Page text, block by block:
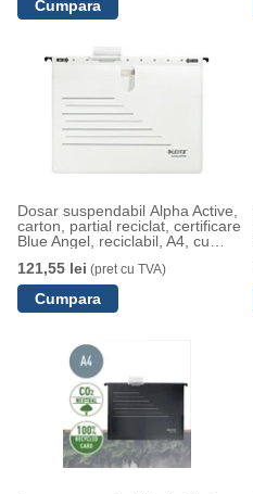
Dosar suspendabil Alpha Active,
carton, partial reciclat, certificare
Blue Angel, reciclabil, A4, cu
121,55 lei (pret cu TVA)